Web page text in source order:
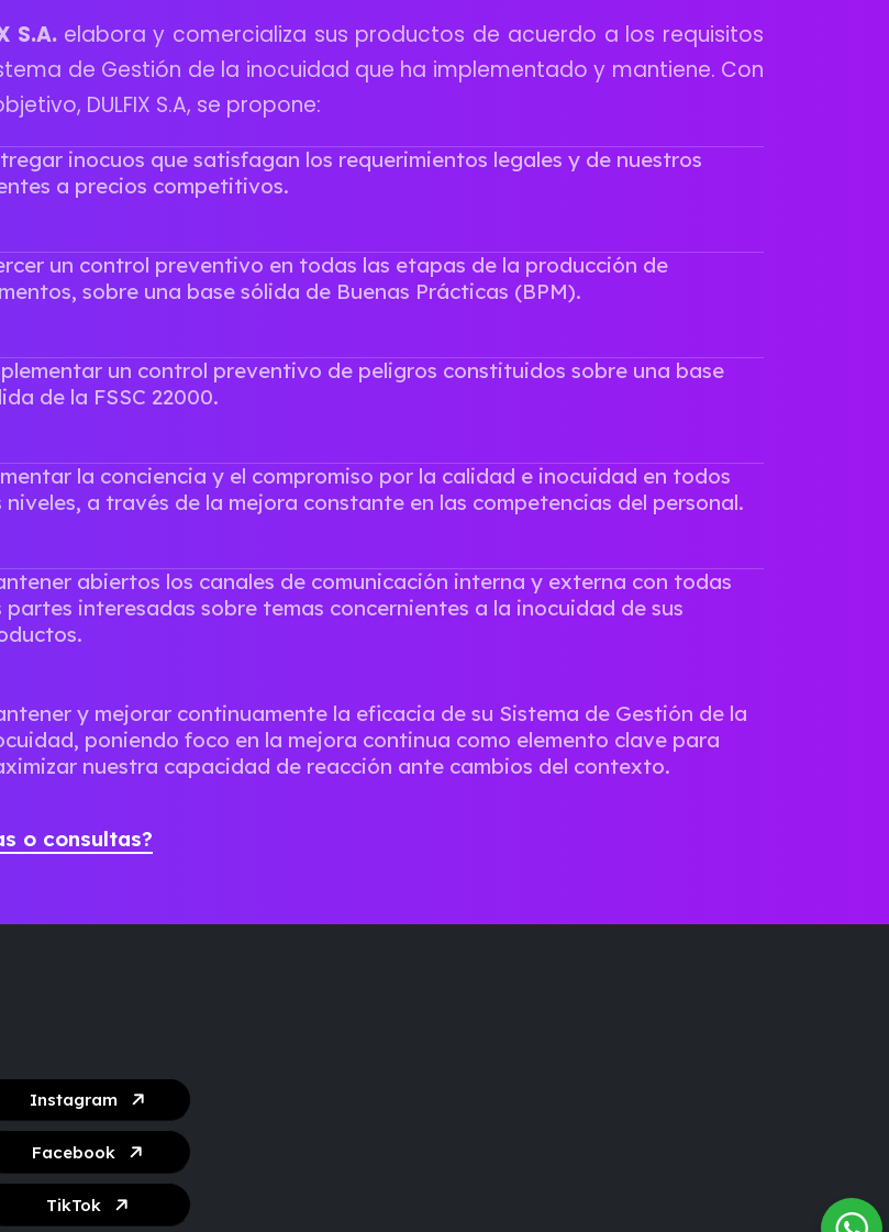
S.A. elabora y comercializa sus productos de acuerdo a los requisitos
de Gestión de la inocuidad que ha implementado y mantiene. Con
DULFIX S.A, se propone:
inocuos que satisfagan los requerimientos legales y de nuestros
a precios competitivos.
un control preventivo en todas las etapas de la producción de
sobre una base sólida de Buenas Prácticas (BPM).
un control preventivo de peligros constituidos sobre una base
de la FSSC 22000.
la conciencia y el compromiso por la calidad e inocuidad en todos
niveles, a través de la mejora constante en las competencias del personal.
abiertos los canales de comunicación interna y externa con todas
partes interesadas sobre temas concernientes a la inocuidad de sus
y mejorar continuamente la eficacia de su Sistema de Gestión de la
poniendo foco en la mejora continua como elemento clave para
nuestra capacidad de reacción ante cambios del contexto.
o consultas?
Instagram
Facebook
TikTok